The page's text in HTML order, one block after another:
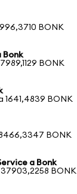
BONK
Bonk
BONK
1641,4839 BONK
BONK
a Bonk
BONK